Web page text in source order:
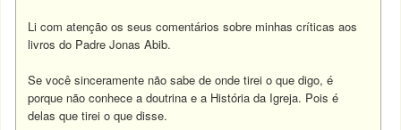
Li com atenção os seus comentários sobre minhas críticas aos
livros do Padre Jonas Abib.
Se você sinceramente não sabe de onde tirei o que digo, é
porque não conhece a doutrina e a História da Igreja. Pois é
delas que tirei o que disse.